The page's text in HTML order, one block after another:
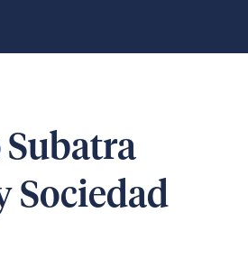
Subatra
Sociedad